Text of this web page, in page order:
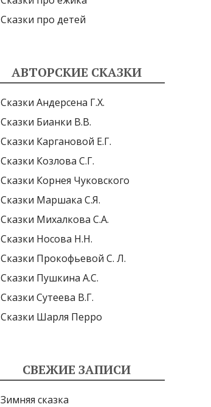
Сказки про детей
АВТОРСКИЕ СКАЗКИ
Сказки Андерсена Г.Х.
Сказки Бианки В.В.
Сказки Каргановой Е.Г.
Сказки Козлова С.Г.
Сказки Корнея Чуковского
Сказки Маршака С.Я.
Сказки Михалкова С.А.
Сказки Носова Н.Н.
Сказки Прокофьевой С. Л.
Сказки Пушкина А.С.
Сказки Сутеева В.Г.
Сказки Шарля Перро
СВЕЖИЕ ЗАПИСИ
Зимняя сказка